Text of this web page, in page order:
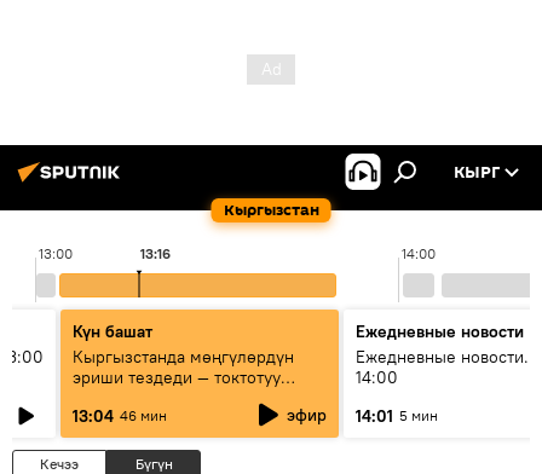
Кыргызстан
КЫРГ
13:00 14:00
13:16
Күн башат
Кыргызстанда мөңгүлөрдүн
эриши тездеди — токтотуу
13:04 46 мин эфир
Ежедневные новости
Ежедневные новости.
14:00
14:01 5 мин
Кечээ Бүгүн